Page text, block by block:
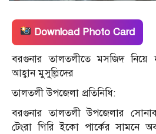
Download Photo Card
বরগুনার তালতলীতে মসজিদ নিয়ে
আহ্বান মুসুল্লিদের
তালতলী উপজেলা প্রতিনিধি:
বরগুনার তালতলী উপজেলার
টেংরা গিরি ইকো পার্কের সামনে